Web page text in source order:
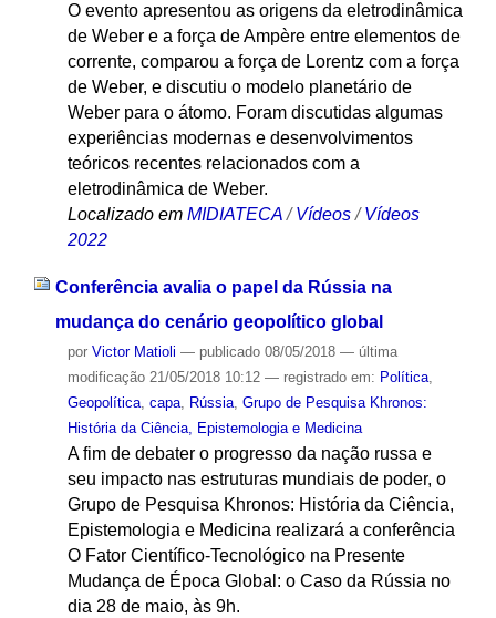
O evento apresentou as origens da eletrodinâmica
de Weber e a força de Ampère entre elementos de
corrente, comparou a força de Lorentz com a força
de Weber, e discutiu o modelo planetário de
Weber para o átomo. Foram discutidas algumas
experiências modernas e desenvolvimentos
teóricos recentes relacionados com a
eletrodinâmica de Weber.
Localizado em MIDIATECA /Vídeos /Vídeos
2022
Conferência avalia o papel da Rússia na
mudança do cenário geopolítico global
por Victor Matioli — publicado08/05/2018 — última
modificação21/05/2018 10:12 — registrado em: Política,
Geopolítica, capa, Rússia, Grupo de Pesquisa Khronos:
História da Ciência, Epistemologia e Medicina
A fim de debater o progresso da nação russa e
seu impacto nas estruturas mundiais de poder, o
Grupo de Pesquisa Khronos: História da Ciência,
Epistemologia e Medicina realizará a conferência
O Fator Científico-Tecnológico na Presente
Mudança de Época Global: o Caso da Rússia no
dia 28 de maio, às 9h.